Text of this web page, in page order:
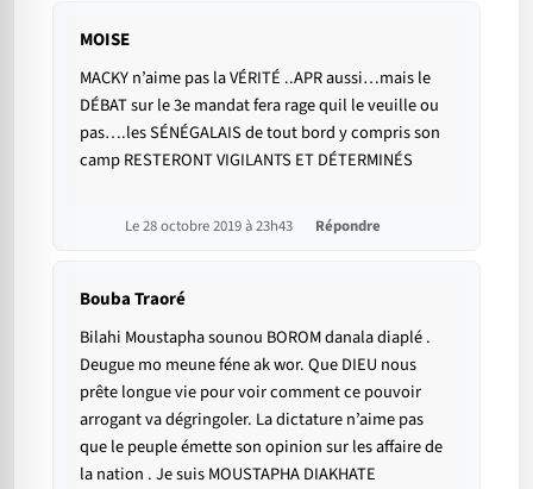
MOISE
MACKY n’aime pas la VÉRITÉ ..APR aussi…mais le
DÉBAT sur le 3e mandat fera rage quil le veuille ou
pas….les SÉNÉGALAIS de tout bord y compris son
camp RESTERONT VIGILANTS ET DÉTERMINÉS
Le 28 octobre 2019 à 23h43 Répondre
Bouba Traoré
Bilahi Moustapha sounou BOROM danala diaplé .
Deugue mo meune féne ak wor. Que DIEU nous
prête longue vie pour voir comment ce pouvoir
arrogant va dégringoler. La dictature n’aime pas
que le peuple émette son opinion sur les affaire de
la nation . Je suis MOUSTAPHA DIAKHATE